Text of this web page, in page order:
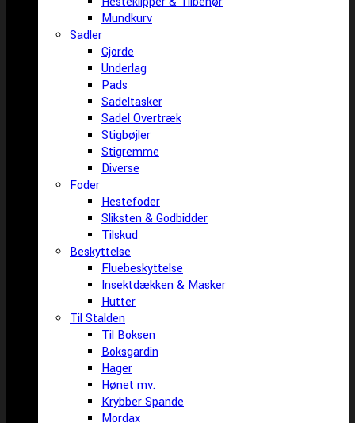
Mundkurv
Sadler
Gjorde
Underlag
Pads
Sadeltasker
Sadel Overtræk
Stigbøjler
Stigremme
Diverse
Foder
Hestefoder
Sliksten & Godbidder
Tilskud
Beskyttelse
Fluebeskyttelse
Insektdækken & Masker
Hutter
Til Stalden
Til Boksen
Boksgardin
Hager
Hønet mv.
Krybber Spande
Mordax